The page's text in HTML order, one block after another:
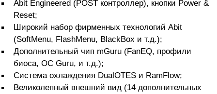
Abit Engineered (POST контроллер), кнопки Power &
Reset;
Широкий набор фирменных технологий Abit
(SoftMenu, FlashMenu, BlackBox и т.д.);
Дополнительный чип mGuru (FanEQ, профили
биоса, OC Guru, и т.д.);
Система охлаждения DualOTES и RamFlow;
Великолепный внешний вид (14 дополнительных